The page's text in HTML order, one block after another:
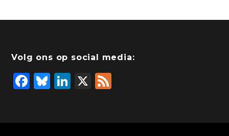
Volg ons op social media:
F
Bl
Li
X